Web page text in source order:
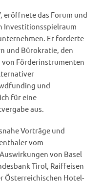
eröffnete das Forum und
Investitionsspielraum
Er forderte
und Bürokratie, den
von Förderinstrumenten
und
für eine
aus.
Vorträge und
vom
von Basel
Tirol, Raiffeisen
Österreichischen Hotel-